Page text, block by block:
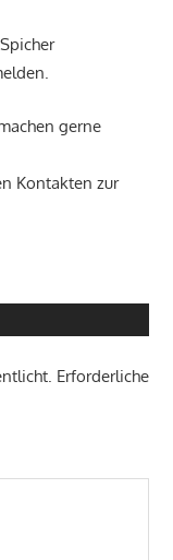
gerne
Kontakten zur
Erforderliche